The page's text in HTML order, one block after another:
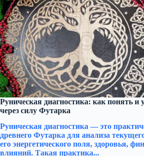
Руническая диагностика: как понять и
через силу Футарка
Руническая диагностика — это
древнего Футарка для анализа
его энергетического поля, здоровья,
влияний. Такая практика...